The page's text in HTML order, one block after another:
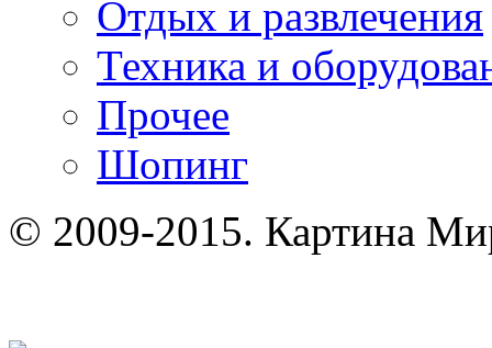
Отдых и развлечения
Техника и
Прочее
Шопинг
© 2009-2015. Картина